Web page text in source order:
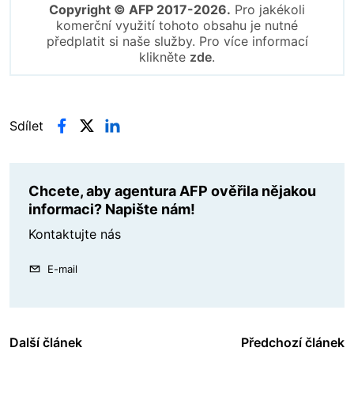
Copyright © AFP 2017-2026. Pro jakékoli
komerční využití tohoto obsahu je nutné
předplatit si naše služby. Pro více informací
klikněte zde.
Sdílet
Chcete, aby agentura AFP ověřila nějakou
informaci? Napište nám!
Kontaktujte nás
E-mail
Další článek Předchozí článek